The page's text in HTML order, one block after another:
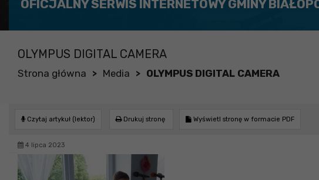
OFICJALNY SERWIS INTERNETOWY GMINY
OLYMPUS DIGITAL CAMERA
Strona główna > Media > OLYMPUS DIGITAL CAMERA
Czytaj artykuł (lektor) Drukuj stronę Wyświetl stronę w formacie PDF
4 lipca 2023